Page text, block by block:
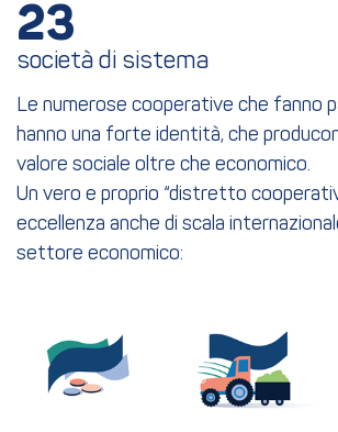
23
società di sistema
Le numerose cooperative che fanno
hanno una forte identità, che
valore sociale oltre che economico.
Un vero e proprio “distretto
eccellenza anche di scala
settore economico: